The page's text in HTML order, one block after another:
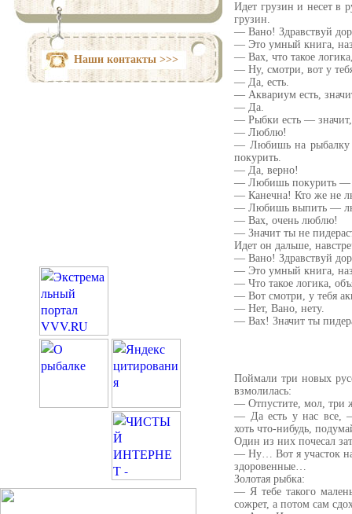
Наши контакты >>>
Идет грузин и несет в
грузин.
— Вано! Здравствуй
— Это умный книга,
— Вах, что такое
— Ну, смотри, вот у
— Да, есть.
— Аквариум есть,
— Да.
— Рыбки есть —
— Люблю!
— Любишь на рыбалку
покурить.
— Да, верно!
— Любишь покурить —
— Канечна! Кто же не
— Любишь выпить —
— Вах, очень люблю!
— Значит ты не
Идет он дальше,
— Вано! Здравствуй
— Это умный книга,
— Что такое логика,
— Вот смотри, у тебя
— Нет, Вано, нету.
— Вах! Значит ты
Поймали три новых
взмолилась:
— Отпустите, мол, три
— Да есть у нас все,
хоть что-нибудь,
Один из них почесал
— Ну… Вот я участок
здоровенные…
Золотая рыбка:
— Я тебе такого
сожрет, а потом сам